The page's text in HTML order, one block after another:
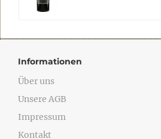
Informationen
Über uns
Unsere AGB
Impressum
Kontakt